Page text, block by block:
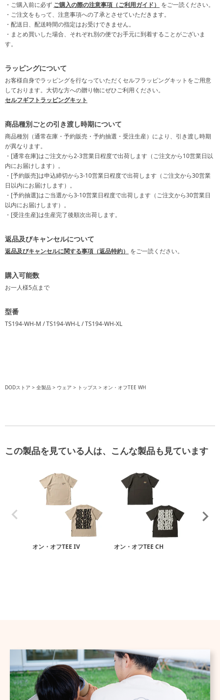
・ご購入前に必ず ご購入の際の注意事項（ご利用ガイド）
をご一読ください。
・ご注文をもって、注意事項への了承とさせていただきます。
・配送日、配送時間の指定はお受けできません。
・まとめ買いした場合、それぞれ別の便でお手元に到着することがございま
す。
ラッピングについて
お客様自身でラッピングを行なっていただくセルフラッピングキットをご用意
しております。大切な方への贈り物にぜひご利用ください。
セルフギフトラッピングキット
商品種別ごとの引き渡し時期について
商品種別（通常在庫・予約販売・予約抽選・受注生産）により、引き渡し時期
が異なります。
・[通常在庫]はご注文から2-3営業日程度で出荷します（ご注文から10営業日以
内にお届けします）。
・[予約販売]は申込締切から3-10営業日程度で出荷します（ご注文から30営業
日以内にお届けします）。
・[予約抽選]はご当選から3-10営業日程度で出荷します（ご注文から30営業日
以内にお届けします）。
・[受注生産]は生産完了後順次出荷します。
返品及びキャンセルについて
返品及びキャンセルに関する事項（返品特約） をご一読ください。
購入可能数
お一人様5点まで
型番
TS194-WH-M / TS194-WH-L / TS194-WH-XL
DODストア 全製品 ウェア トップス オン・オフTEE WH
この製品を見ている人は、こんな製品も見ています
オン・オフTEE IV オン・オフTEE CH